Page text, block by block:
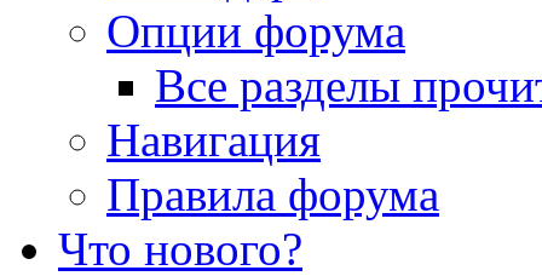
Опции форума
Все разделы
Навигация
Правила форума
Что нового?